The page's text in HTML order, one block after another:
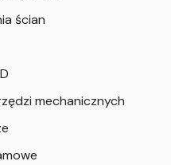
ścian
mechanicznych